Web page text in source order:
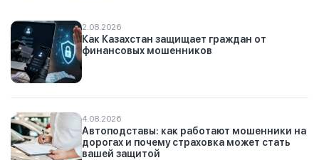
2.08.2026
Как Казахстан защищает граждан от
финансовых мошенников
4.08.2026
Автоподставы: как работают мошенники на
дорогах и почему страховка может стать
вашей защитой